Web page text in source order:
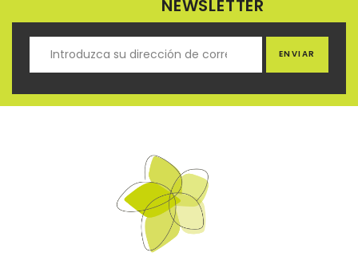
NEWSLETTER
ENVIAR